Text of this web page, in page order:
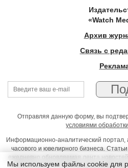
«Watch
Архив
Связь с
Отправляя данную форму, вы
условиями
Информационно-аналитический
часового и ювелирного бизнеса.
ежедневно обновляемая лента
презентаций, on-line консультации
Мы используем файлы cookie для